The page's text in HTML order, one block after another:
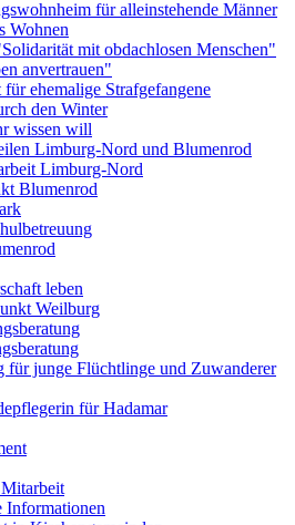
für alleinstehende Männer
Wohnen
mit obdachlosen Menschen"
anvertrauen"
ehemalige Strafgefangene
den Winter
wissen will
Limburg-Nord und Blumenrod
Limburg-Nord
Blumenrod
leben
Weilburg
für junge Flüchtlinge und Zuwanderer
für Hadamar
Informationen